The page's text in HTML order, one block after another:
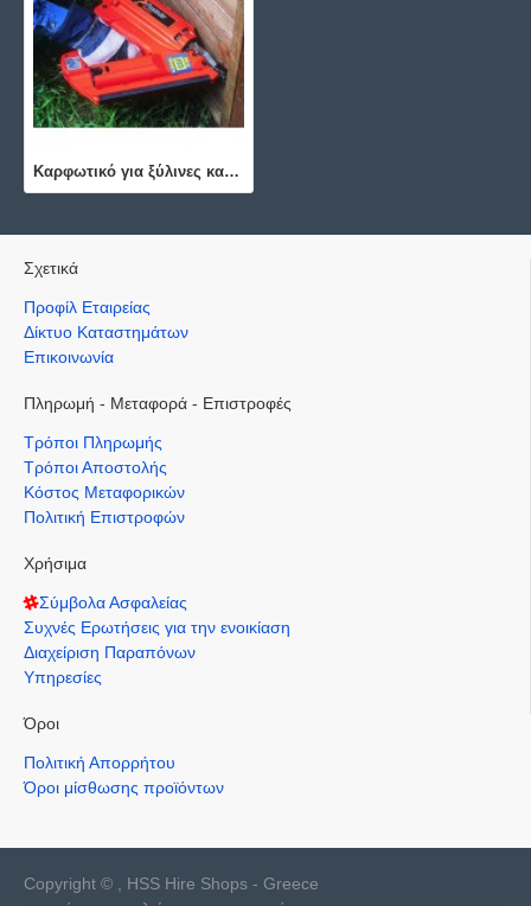
Καρφωτικό για ξύλινες κατασκευές - 52531
Σχετικά
Προφίλ Εταιρείας
Δίκτυο Καταστημάτων
Επικοινωνία
Πληρωμή - Μεταφορά - Επιστροφές
Τρόποι Πληρωμής
Τρόποι Αποστολής
Κόστος Μεταφορικών
Πολιτική Επιστροφών
Χρήσιμα
Σύμβολα Ασφαλείας
Συχνές Ερωτήσεις για την ενοικίαση
Διαχείριση Παραπόνων
Υπηρεσίες
Όροι
Πολιτική Απορρήτου
Όροι μίσθωσης προϊόντων
Copyright © , HSS Hire Shops - Greece